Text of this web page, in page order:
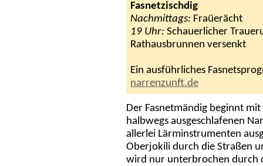
Fasnetzischdig
Nachmittags: Fraüerächt
19 Uhr: Schauerlicher
Rathausbrunnen versenkt
Ein ausführliches
narrenzunft.de
Der Fasnetmändig beginnt
halbwegs ausgeschlafenen
allerlei Lärminstrumenten
Oberjokili durch die Straßen
wird nur unterbrochen durch